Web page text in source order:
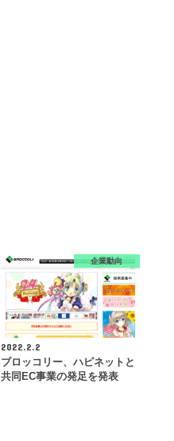
企業動向
2022.2.2
ブロッコリー、ハピネットと
共同EC事業の発足を発表